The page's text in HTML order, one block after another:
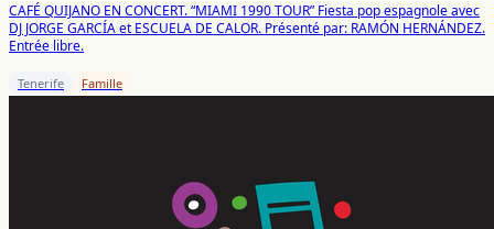
CAFÉ QUIJANO EN CONCERT. “MIAMI 1990 TOUR” Fiesta pop espagnole avec
DJ JORGE GARCÍA et ESCUELA DE CALOR. Présenté par: RAMÓN HERNÁNDEZ.
Entrée libre.
Tenerife Famille